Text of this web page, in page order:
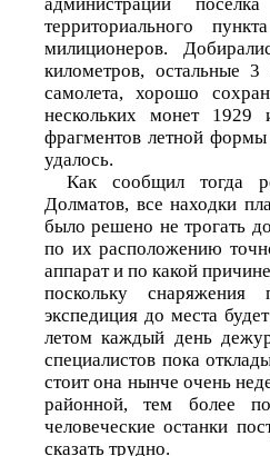
территориального
милиционеров.
километров, остальные
самолета, хорошо
нескольких монет 1929
фрагментов летной формы
удалось.
Как сообщил тогда
Долматов, все находки
было решено не трогать
по их расположению
аппарат и по какой
поскольку снаряжения
экспедиция до места
летом каждый день
специалистов пока
стоит она нынче очень
районной, тем более
человеческие останки
сказать трудно.